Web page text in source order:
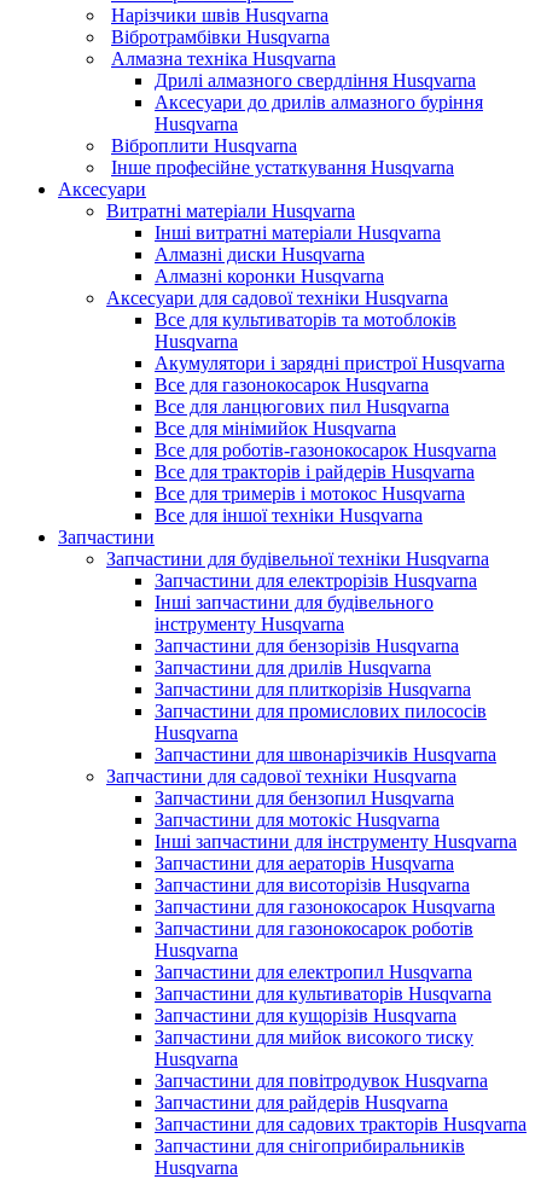
Нарізчики швів Husqvarna
Вібротрамбівки Husqvarna
Алмазна техніка Husqvarna
Дрилі алмазного свердління Husqvarna
Аксесуари до дрилів алмазного буріння
Husqvarna
Віброплити Husqvarna
Інше професійне устаткування Husqvarna
Аксесуари
Витратні матеріали Husqvarna
Інші витратні матеріали Husqvarna
Алмазні диски Husqvarna
Алмазні коронки Husqvarna
Аксесуари для садової техніки Husqvarna
Все для культиваторів та мотоблоків
Husqvarna
Акумулятори і зарядні пристрої Husqvarna
Все для газонокосарок Husqvarna
Все для ланцюгових пил Husqvarna
Все для мінімийок Husqvarna
Все для роботів-газонокосарок Husqvarna
Все для тракторів і райдерів Husqvarna
Все для тримерів і мотокос Husqvarna
Все для іншої техніки Husqvarna
Запчастини
Запчастини для будівельної техніки Husqvarna
Запчастини для електрорізів Husqvarna
Інші запчастини для будівельного
інструменту Husqvarna
Запчастини для бензорізів Husqvarna
Запчастини для дрилів Husqvarna
Запчастини для плиткорізів Husqvarna
Запчастини для промислових пилососів
Husqvarna
Запчастини для швонарізчиків Husqvarna
Запчастини для садової техніки Husqvarna
Запчастини для бензопил Husqvarna
Запчастини для мотокіс Husqvarna
Інші запчастини для інструменту Husqvarna
Запчастини для аераторів Husqvarna
Запчастини для висоторізів Husqvarna
Запчастини для газонокосарок Husqvarna
Запчастини для газонокосарок роботів
Husqvarna
Запчастини для електропил Husqvarna
Запчастини для культиваторів Husqvarna
Запчастини для кущорізів Husqvarna
Запчастини для мийок високого тиску
Husqvarna
Запчастини для повітродувок Husqvarna
Запчастини для райдерів Husqvarna
Запчастини для садових тракторів Husqvarna
Запчастини для снігоприбиральників
Husqvarna